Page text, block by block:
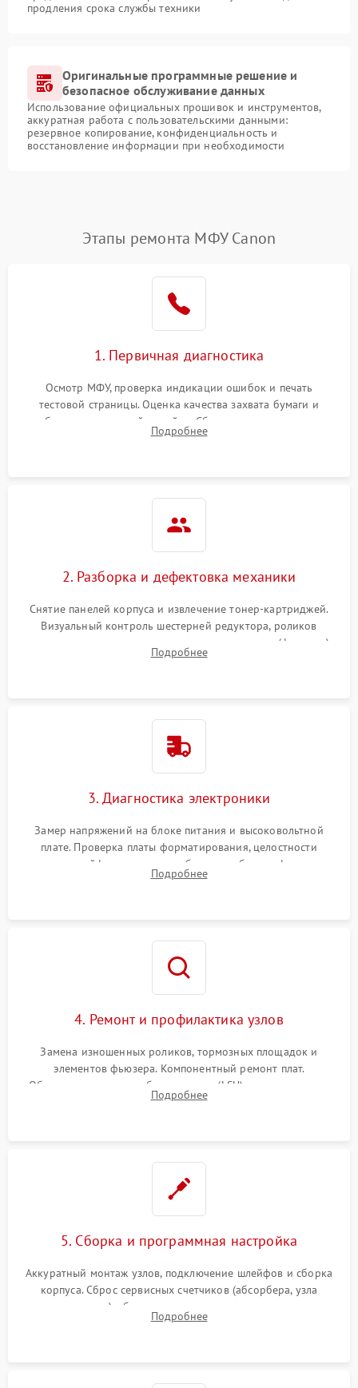
продления срока службы техники
Оригинальные программные решение и
безопасное обслуживание данных
Использование официальных прошивок и инструментов,
аккуратная работа с пользовательскими данными:
резервное копирование, конфиденциальность и
восстановление информации при необходимости
Этапы ремонта МФУ Canon
1. Первичная диагностика
Осмотр МФУ, проверка индикации ошибок и печать
тестовой страницы. Оценка качества захвата бумаги и
работы сканирующей линейки. Сбор данных о замятиях,
дефектах изображения или посторонних шумах при работе.
Подробнее
2. Разборка и дефектовка механики
Снятие панелей корпуса и извлечение тонер-картриджей.
Визуальный контроль шестерней редуктора, роликов
захвата, термопленки и прижимного вала в печи (фьюзере).
Проверка оптики сканера на загрязнения.
Подробнее
3. Диагностика электроники
Замер напряжений на блоке питания и высоковольтной
плате. Проверка платы форматирования, целостности
плоских шлейфов сканера и работоспособности флажков и
оптопар (датчиков прохождения бумаги).
Подробнее
4. Ремонт и профилактика узлов
Замена изношенных роликов, тормозных площадок и
элементов фьюзера. Компонентный ремонт плат.
Обязательная очистка блока лазера (LSU), зеркал и тракта
печати от просыпанного тонера и бумажной пыли.
Подробнее
5. Сборка и программная настройка
Аккуратный монтаж узлов, подключение шлейфов и сборка
корпуса. Сброс сервисных счетчиков (абсорбера, узла
закрепления), обновление прошивки и программная
калибровка цветопередачи и позиционирования сканера.
Подробнее